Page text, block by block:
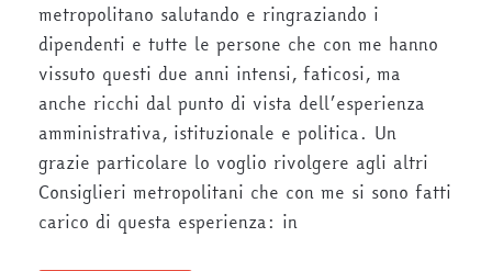
metropolitano salutando e ringraziando i
dipendenti e tutte le persone che con me hanno
vissuto questi due anni intensi, faticosi, ma
anche ricchi dal punto di vista dell’esperienza
amministrativa, istituzionale e politica. Un
grazie particolare lo voglio rivolgere agli altri
Consiglieri metropolitani che con me si sono fatti
carico di questa esperienza: in